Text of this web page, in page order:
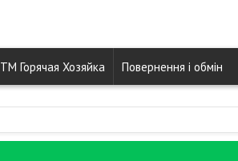
ТМ Горячая Хозяйка Повернення і обмін